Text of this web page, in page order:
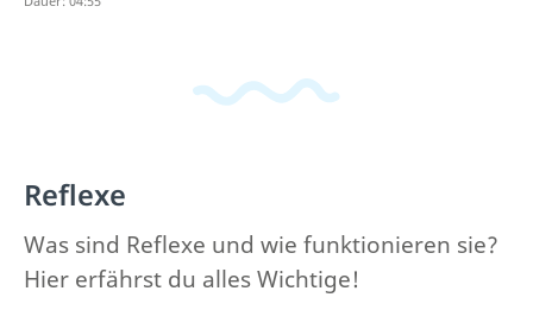
Reflexe
Was sind Reflexe und wie funktionieren sie?
Hier erfährst du alles Wichtige!